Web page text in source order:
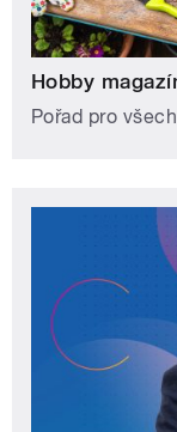
Hobby
Pořad pro